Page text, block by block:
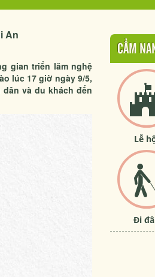
An
gian triển lãm nghệ
lúc 17 giờ ngày 9/5,
và du khách đến
CẨM
Lễ
Đi